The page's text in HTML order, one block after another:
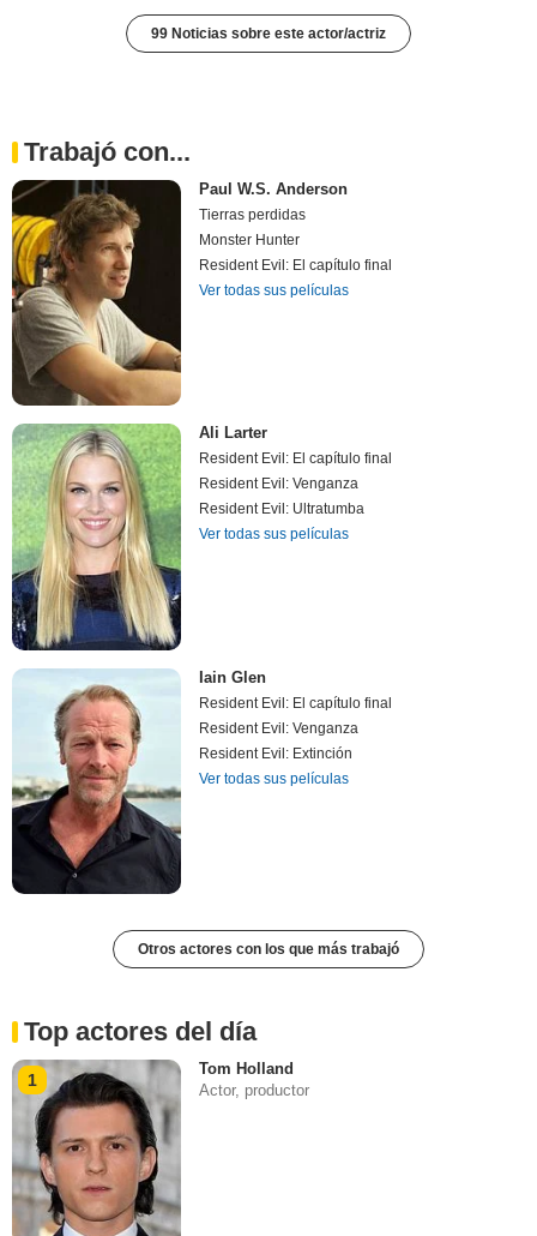
99 Noticias sobre este actor/actriz
Trabajó con...
Paul W.S. Anderson
Tierras perdidas
Monster Hunter
Resident Evil: El capítulo final
Ver todas sus películas
Ali Larter
Resident Evil: El capítulo final
Resident Evil: Venganza
Resident Evil: Ultratumba
Ver todas sus películas
Iain Glen
Resident Evil: El capítulo final
Resident Evil: Venganza
Resident Evil: Extinción
Ver todas sus películas
Otros actores con los que más trabajó
Top actores del día
1
Tom Holland
Actor, productor